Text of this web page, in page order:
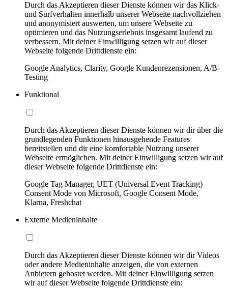
Durch das Akzeptieren dieser Dienste können wir das Klick-
und Surfverhalten innerhalb unserer Webseite nachvollziehen
und anonymisiert auswerten, um unsere Webseite zu
optimieren und das Nutzungserlebnis insgesamt laufend zu
verbessern. Mit deiner Einwilligung setzen wir auf dieser
Webseite folgende Drittdienste ein:
Google Analytics, Clarity, Google Kundenrezensionen, A/B-
Testing
Funktional
Durch das Akzeptieren dieser Dienste können wir dir über die
grundlegenden Funktionen hinausgehende Features
bereitstellen und dir eine komfortable Nutzung unserer
Webseite ermöglichen. Mit deiner Einwilligung setzen wir auf
dieser Webseite folgende Drittdienste ein:
Google Tag Manager, UET (Universal Event Tracking)
Consent Mode von Microsoft, Google Consent Mode,
Klarna, Freshchat
Externe Medieninhalte
Durch das Akzeptieren dieser Dienste können wir dir Videos
oder andere Medieninhalte anzeigen, die von externen
Anbietern gehostet werden. Mit deiner Einwilligung setzen
wir auf dieser Webseite folgende Drittdienste ein: